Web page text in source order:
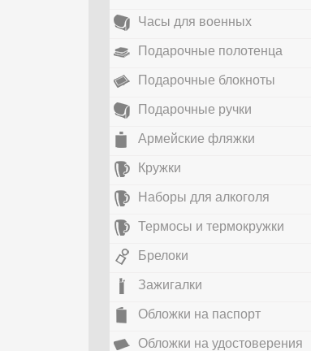
Часы для военных
Подарочные полотенца
Подарочные блокноты
Подарочные ручки
Армейские фляжки
Кружки
Наборы для алкоголя
Термосы и термокружки
Брелоки
Зажигалки
Обложки на паспорт
Обложки на удостоверения